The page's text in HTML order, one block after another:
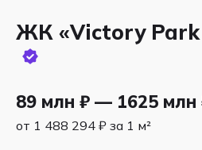
ЖК «Victory Park
89 млн ₽ — 1625 млн
от 1 488 294 ₽ за 1 м²